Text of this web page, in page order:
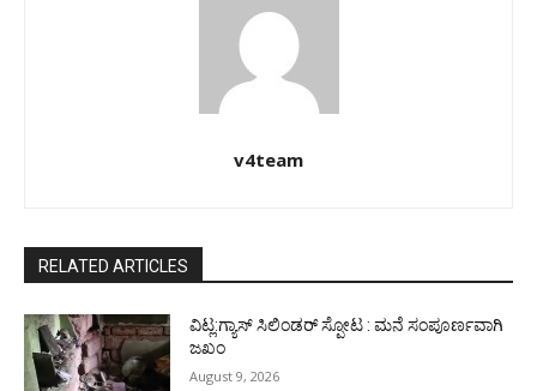
v4team
RELATED ARTICLES
ವಿಟ್ಲ:ಗ್ಯಾಸ್ ಸಿಲಿಂಡರ್ ಸ್ಪೋಟ : ಮನೆ ಸಂಪೂರ್ಣವಾಗಿ
ಜಖಂ
August 9, 2026